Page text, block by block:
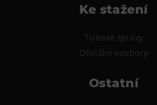
Ke stažení
Tiskové zprávy
Oficiální soubory
Ostatní